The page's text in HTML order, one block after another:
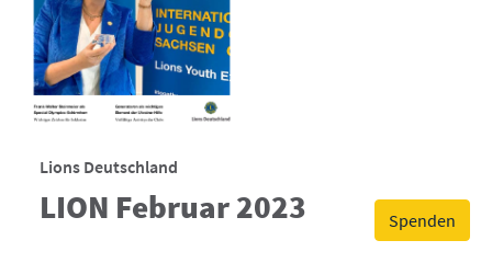
Spenden
Lions Deutschland
LION Februar 2023